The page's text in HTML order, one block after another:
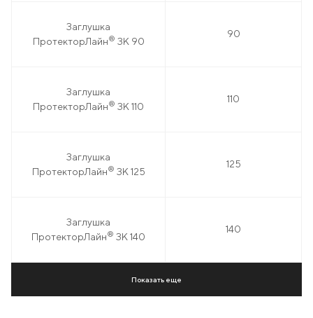
Заглушка
ПротекторЛайн® ЗК 90
90
Заглушка
ПротекторЛайн® ЗК 110
110
Заглушка
ПротекторЛайн® ЗК 125
125
Заглушка
ПротекторЛайн® ЗК 140
140
Показать еще